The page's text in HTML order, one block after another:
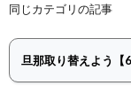
同じカテゴリの記事